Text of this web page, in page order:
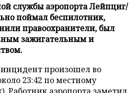
службы аэропорта Лейпциг/
поймал беспилотник,
правоохранители, был
зажигательным и
инцидент произошел во
23:42 по местному